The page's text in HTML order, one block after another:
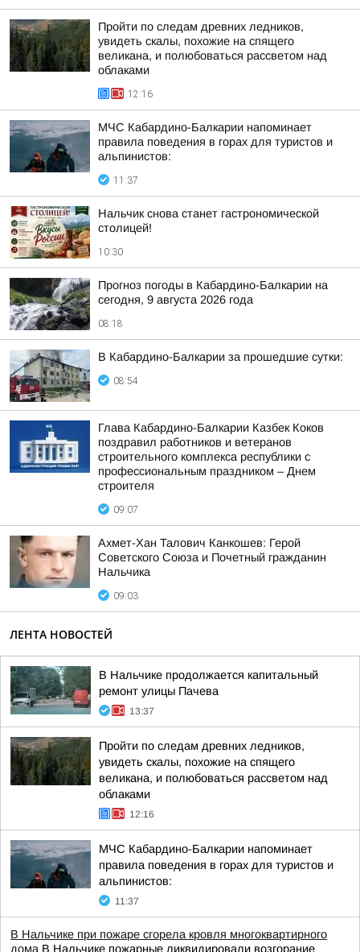
Пройти по следам древних ледников,
увидеть скалы, похожие на спящего
великана, и полюбоваться рассветом над
облаками
12:16
МЧС Кабардино-Балкарии напоминает
правила поведения в горах для туристов и
альпинистов:
11:37
Нальчик снова станет гастрономической
столицей!
10:30
Прогноз погоды в Кабардино-Балкарии на
сегодня, 9 августа 2026 года
08:18
В Кабардино-Балкарии за прошедшие сутки:
08:54
Глава Кабардино-Балкарии Казбек Коков
поздравил работников и ветеранов
строительного комплекса республики с
профессиональным праздником – Днем
строителя
09:07
Ахмет-Хан Талович Канкошев: Герой
Советского Союза и Почетный гражданин
Нальчика
09:03
ЛЕНТА НОВОСТЕЙ
В Нальчике продолжается капитальный
ремонт улицы Пачева
13:37
Пройти по следам древних ледников,
увидеть скалы, похожие на спящего
великана, и полюбоваться рассветом над
облаками
12:16
МЧС Кабардино-Балкарии напоминает
правила поведения в горах для туристов и
альпинистов:
11:37
В Нальчике при пожаре сгорела кровля многоквартирного
дома В Нальчике пожарные ликвидировали возгорание